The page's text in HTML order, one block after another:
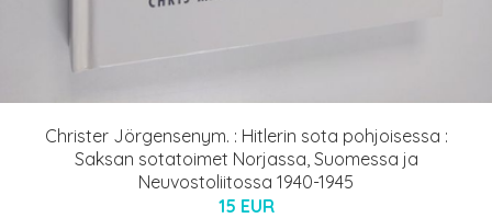
Christer Jörgensenym. : Hitlerin sota pohjoisessa :
Saksan sotatoimet Norjassa, Suomessa ja
Neuvostoliitossa 1940-1945
15 EUR